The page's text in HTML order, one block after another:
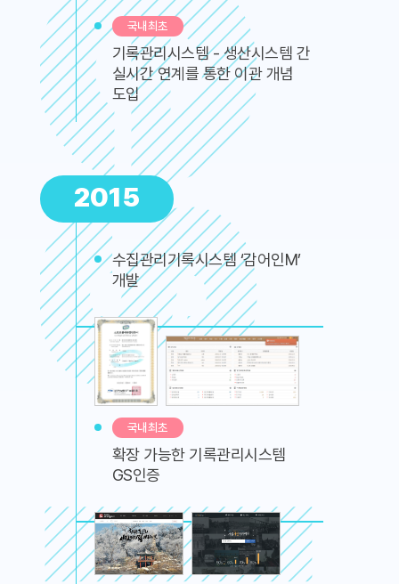
국내최초
기록관리시스템 - 생산시스템 간
실시간 연계를 통한 이관 개념
도입
2015
수집관리기록시스템 ‘감어인M’
개발
국내최초
확장 가능한 기록관리시스템
GS인증